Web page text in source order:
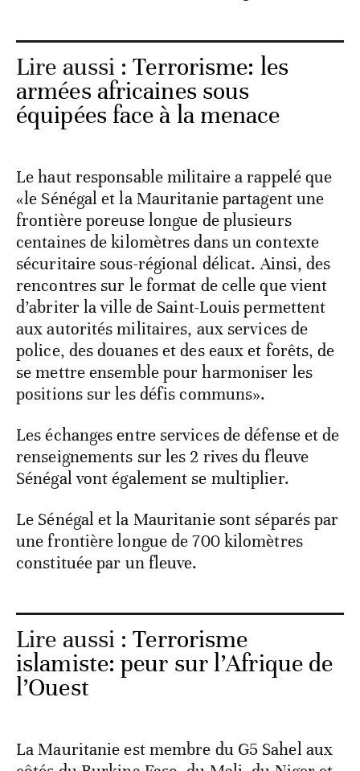
Lire aussi :Terrorisme: les
armées africaines sous
équipées face à la menace
Le haut responsable militaire a rappelé que
«le Sénégal et la Mauritanie partagent une
frontière poreuse longue de plusieurs
centaines de kilomètres dans un contexte
sécuritaire sous-régional délicat. Ainsi, des
rencontres sur le format de celle que vient
d’abriter la ville de Saint-Louis permettent
aux autorités militaires, aux services de
police, des douanes et des eaux et forêts, de
se mettre ensemble pour harmoniser les
positions sur les défis communs».
Les échanges entre services de défense et de
renseignements sur les 2 rives du fleuve
Sénégal vont également se multiplier.
Le Sénégal et la Mauritanie sont séparés par
une frontière longue de 700 kilomètres
constituée par un fleuve.
Lire aussi :Terrorisme
islamiste: peur sur l’Afrique de
l’Ouest
La Mauritanie est membre du G5 Sahel aux